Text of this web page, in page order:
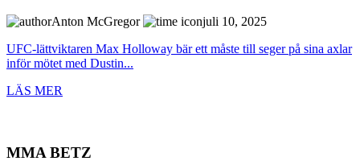
Anton McGregor
juli 10, 2025
UFC-lättviktaren Max Holloway bär ett måste till seger på sina axlar
inför mötet med Dustin...
LÄS MER
MMA BETZ